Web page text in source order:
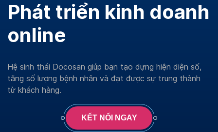
Phát triển kinh doanh
online
Hệ sinh thái Docosan giúp bạn tạo dựng hiện diện số,
tăng số lượng bệnh nhân và đạt được sự trung thành
từ khách hàng.
KẾT NỐI NGAY